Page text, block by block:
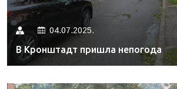
04.07.2025.
В Кронштадт пришла непогода